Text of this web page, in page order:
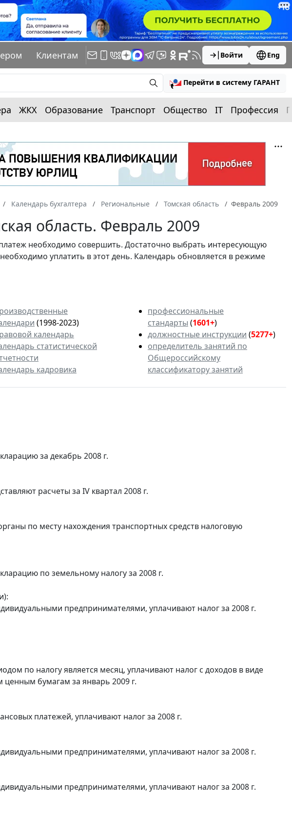
Клиентам Войти Eng
Перейти в систему ГАРАНТ
ЖКХ Образование Транспорт Общество IT Профессия
Календарь бухгалтера Региональные Томская область Февраль 2009
область. Февраль 2009
платеж необходимо совершить. Достаточно выбрать интересующую
уплатить в этот день. Календарь обновляется в режиме
(1998-2023)
календарь
статистической
кадровика
профессиональные
стандарты (1601+)
должностные инструкции (5277+)
определитель занятий по
Общероссийскому
классификатору занятий
за декабрь 2008 г.
расчеты за IV квартал 2008 г.
по месту нахождения транспортных средств налоговую
по земельному налогу за 2008 г.
предпринимателями, уплачивают налог за 2008 г.
по налогу является месяц, уплачивают налог с доходов в виде
бумагам за январь 2009 г.
платежей, уплачивают налог за 2008 г.
предпринимателями, уплачивают налог за 2008 г.
предпринимателями, уплачивают налог за 2008 г.